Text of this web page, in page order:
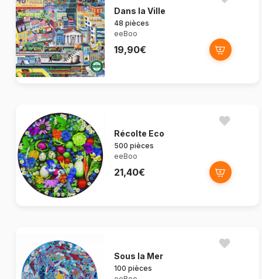
Dans la Ville
48 pièces
eeBoo
19,90€
Récolte Eco
500 pièces
eeBoo
21,40€
Sous la Mer
100 pièces